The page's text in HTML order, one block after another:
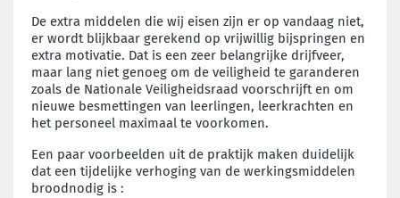
De extra middelen die wij eisen zijn er op vandaag niet,
er wordt blijkbaar gerekend op vrijwillig bijspringen en
extra motivatie. Dat is een zeer belangrijke drijfveer,
maar lang niet genoeg om de veiligheid te garanderen
zoals de Nationale Veiligheidsraad voorschrijft en om
nieuwe besmettingen van leerlingen, leerkrachten en
het personeel maximaal te voorkomen.
Een paar voorbeelden uit de praktijk maken duidelijk
dat een tijdelijke verhoging van de werkingsmiddelen
broodnodig is :